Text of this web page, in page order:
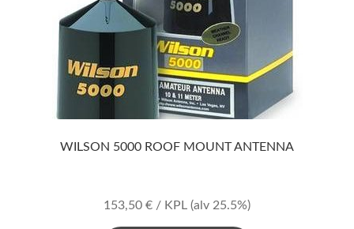
WILSON 5000 ROOF MOUNT ANTENNA
153,50 € / KPL (alv 25.5%)